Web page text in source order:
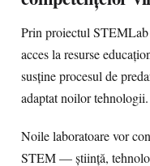
Prin proiectul
acces la resurse
susține procesul de
adaptat noilor tehnologii.
Noile laboratoare vor
STEM — știință,